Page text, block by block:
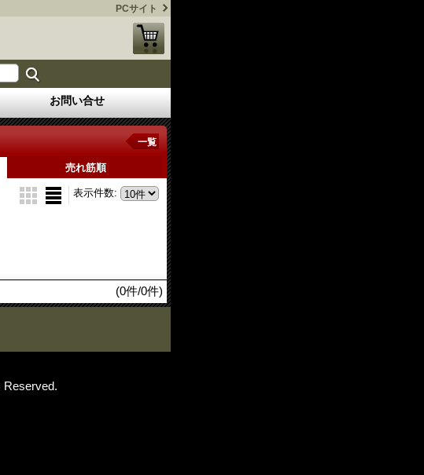
PCサイト
お問い合せ
一覧
売れ筋順
表示件数:
(0件/0件)
Reserved.